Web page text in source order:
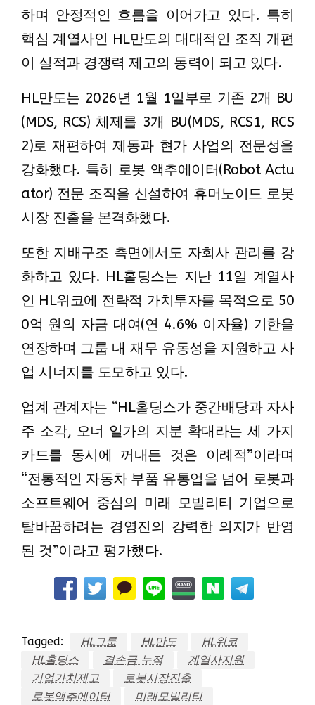
하며 안정적인 흐름을 이어가고 있다. 특히
핵심 계열사인 HL만도의 대대적인 조직 개편
이 실적과 경쟁력 제고의 동력이 되고 있다.
HL만도는 2026년 1월 1일부로 기존 2개 BU
(MDS, RCS) 체제를 3개 BU(MDS, RCS1, RCS
2)로 재편하여 제동과 현가 사업의 전문성을
강화했다. 특히 로봇 액추에이터(Robot Actu
ator) 전문 조직을 신설하여 휴머노이드 로봇
시장 진출을 본격화했다.
또한 지배구조 측면에서도 자회사 관리를 강
화하고 있다. HL홀딩스는 지난 11일 계열사
인 HL위코에 전략적 가치투자를 목적으로 50
0억 원의 자금 대여(연 4.6% 이자율) 기한을
연장하며 그룹 내 재무 유동성을 지원하고 사
업 시너지를 도모하고 있다.
업계 관계자는 “HL홀딩스가 중간배당과 자사
주 소각, 오너 일가의 지분 확대라는 세 가지
카드를 동시에 꺼내든 것은 이례적”이라며
“전통적인 자동차 부품 유통업을 넘어 로봇과
소프트웨어 중심의 미래 모빌리티 기업으로
탈바꿈하려는 경영진의 강력한 의지가 반영
된 것”이라고 평가했다.
Tagged: HL그룹 HL만도
HL위코
HL홀딩스
결손금 누적
계열사지원
기업가치제고
로봇시장진출
로봇액추에이터
미래모빌리티